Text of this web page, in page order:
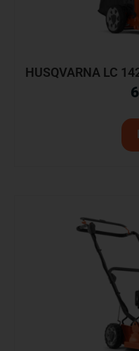
HUSQVARNA LC